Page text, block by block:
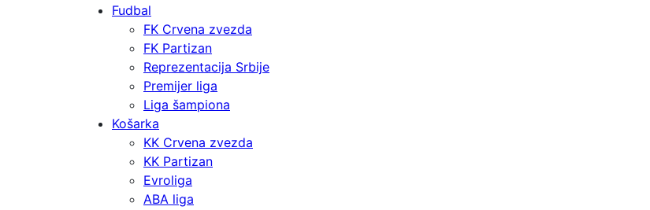
Fudbal
FK Crvena zvezda
FK Partizan
Reprezentacija Srbije
Premijer liga
Liga šampiona
Košarka
KK Crvena zvezda
KK Partizan
Evroliga
ABA liga